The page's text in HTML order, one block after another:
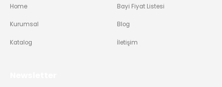
Home
Kurumsal
Katalog
Bayi Fiyat Listesi
Blog
İletişim